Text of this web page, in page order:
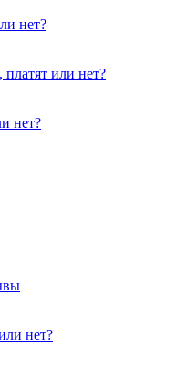
нет?
или нет?
нет?
нет?